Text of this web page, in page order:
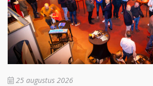
25 augustus 2026